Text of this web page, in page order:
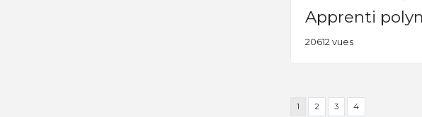
Apprenti
20612 vues
1 2 3 4